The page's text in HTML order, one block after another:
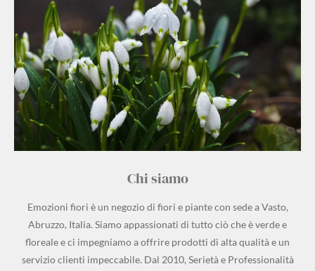
Chi siamo
Emozioni fiori è un negozio di fiori e piante con sede a Vasto,
Abruzzo, Italia. Siamo appassionati di tutto ciò che è verde e
floreale e ci impegniamo a offrire prodotti di alta qualità e un
servizio clienti impeccabile. Dal 2010, Serietà e Professionalità